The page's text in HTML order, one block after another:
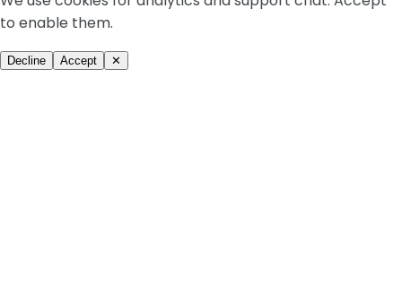
to enable them.
Decline Accept ✕